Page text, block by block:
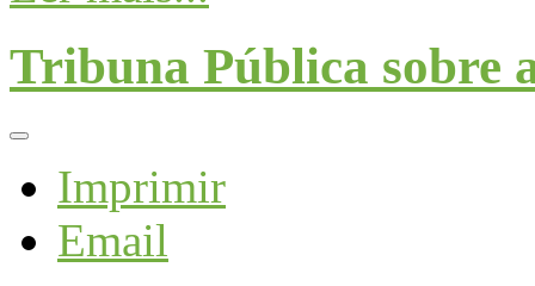
Tribuna Pública sobre
Imprimir
Email